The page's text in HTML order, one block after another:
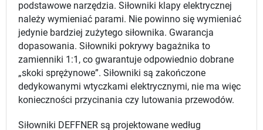
podstawowe narzędzia. Siłowniki klapy elektrycznej
należy wymieniać parami. Nie powinno się wymieniać
jedynie bardziej zużytego siłownika. Gwarancja
dopasowania. Siłowniki pokrywy bagażnika to
zamienniki 1:1, co gwarantuje odpowiednio dobrane
„skoki sprężynowe”. Siłowniki są zakończone
dedykowanymi wtyczkami elektrycznymi, nie ma więc
konieczności przycinania czy lutowania przewodów.
Siłowniki DEFFNER są projektowane według